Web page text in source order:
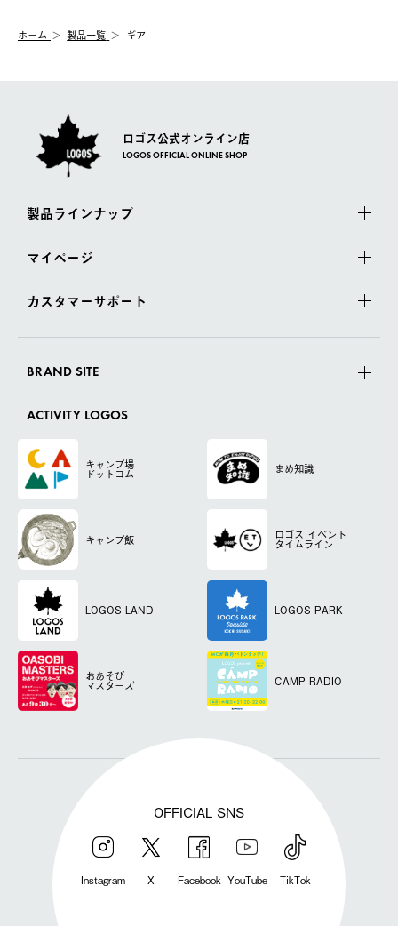
【配送業者】
佐川急便にて配送されます。
一度お手元の商品を返品いただき、ご希望商品を再注文してくだ
ホーム 製品一覧 ギア
ロゴス公式オンライン店
LOGOS OFFICIAL ONLINE SHOP
製品ラインナップ
マイページ
カスタマーサポート
BRAND SITE
ACTIVITY LOGOS
キャンプ場
ドットコム まめ知識
キャンプ飯 ロゴス イベント
タイムライン
LOGOS LAND LOGOS PARK
おあそび
マスターズ CAMP RADIO
OFFICIAL SNS
Instagram X Facebook YouTube TikTok